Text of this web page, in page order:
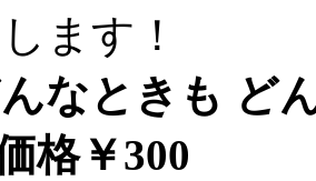
ます！
んなときも ど
格￥300